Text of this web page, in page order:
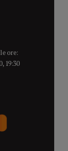
ore:
19:30